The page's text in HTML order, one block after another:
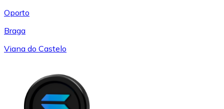
Oporto
Braga
Viana do Castelo